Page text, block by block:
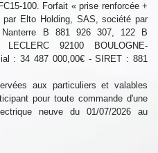
100. Forfait « prise renforcée +
Elto Holding, SAS, société par
B 881 926 307, 122 B
92100 BOULOGNE-
: 34 487 000,00€ - SIRET : 881
aux particuliers et valables
pour toute commande d'une
neuve du 01/07/2026 au